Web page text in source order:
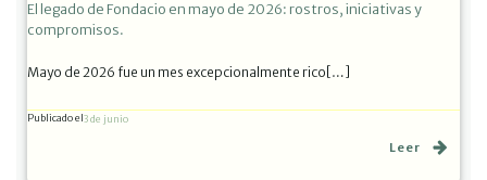
El legado de Fondacio en mayo de 2026: rostros, iniciativas y
compromisos.
Mayo de 2026 fue un mes excepcionalmente rico[…]
Publicado el 3 de junio
Leer